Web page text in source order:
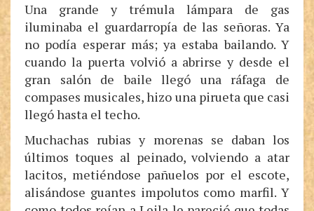
Una grande y trémula lámpara de gas
iluminaba el guardarropía de las señoras. Ya
no podía esperar más; ya estaba bailando. Y
cuando la puerta volvió a abrirse y desde el
gran salón de baile llegó una ráfaga de
compases musicales, hizo una pirueta que casi
llegó hasta el techo.
Muchachas rubias y morenas se daban los
últimos toques al peinado, volviendo a atar
lacitos, metiéndose pañuelos por el escote,
alisándose guantes impolutos como marfil. Y